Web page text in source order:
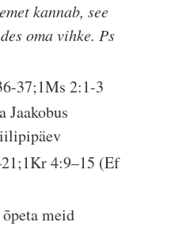
kannab, see
oma vihke. Ps
37;1Ms 2:1-3
4:9–15 (Ef
meid